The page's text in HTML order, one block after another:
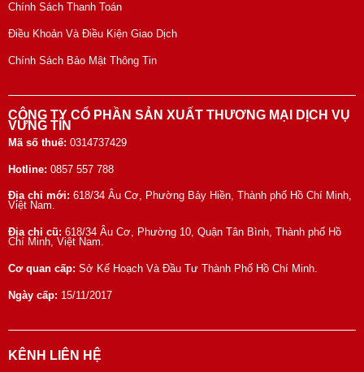
Chính Sách Thanh Toán
Điều Khoản Và Điều Kiện Giao Dịch
Chính Sách Bảo Mật Thông Tin
CÔNG TY CỔ PHẦN SẢN XUẤT THƯƠNG MẠI DỊCH VỤ
VỮNG TÍN
Mã số thuế: 0314737429
Hotline: 0857 557 788
Địa chỉ mới: 618/34 Âu Cơ, Phường Bảy Hiền, Thành phố Hồ Chí Minh,
Việt Nam.
Địa chỉ cũ: 618/34 Âu Cơ, Phường 10, Quận Tân Bình, Thành phố Hồ
Chí Minh, Việt Nam.
Cơ quan cấp: Sở Kế Hoạch Và Đầu Tư Thành Phố Hồ Chí Minh.
Ngày cấp: 15/11/2017
KÊNH LIÊN HỆ